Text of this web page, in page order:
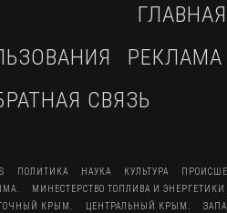
ГЛАВНАЯ
РЕКЛАМА
СВЯЗЬ
ПОЛИТИКА НАУКА КУЛЬТУРА
МИНЕСТЕРСТВО ТОПЛИВА И
КРЫМ. ЦЕНТРАЛЬНЫЙ КРЫМ.